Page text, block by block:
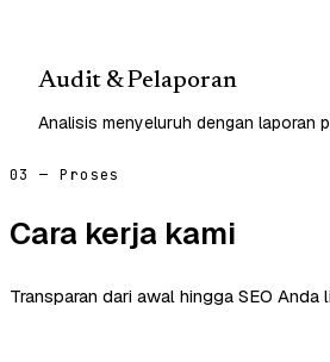
Audit & Pelaporan
Analisis menyeluruh dengan laporan
03 — Proses
Cara kerja kami
Transparan dari awal hingga SEO Anda